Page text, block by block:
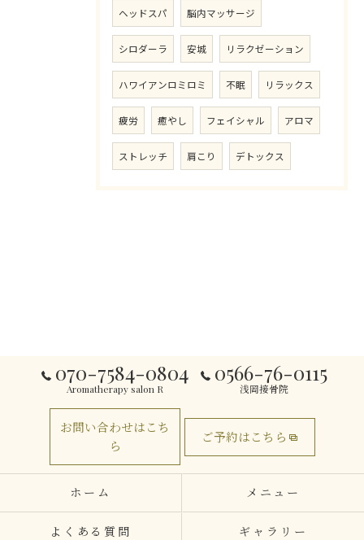
ヘッドスパ 脳内マッサージ
シロダーラ 安城 リラクゼーション
ハワイアンロミロミ 不眠 リラックス
疲労 癒やし フェイシャル アロマ
ストレッチ 肩こり デトックス
070-7584-0804
Aromatherapy salon R
0566-76-0115
浅岡接骨院
お問い合わせはこち
ら
ご予約はこちら
ホーム メニュー
よくある質問 ギャラリー